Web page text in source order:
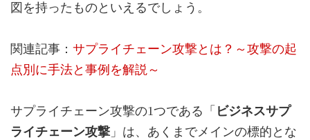
図を持ったものといえるでしょう。
関連記事： サプライチェーン攻撃とは？～攻撃の起
点別に手法と事例を解説～
サプライチェーン攻撃の1つである「 ビジネスサプ
ライチェーン攻撃 」は、あくまでメインの標的とな